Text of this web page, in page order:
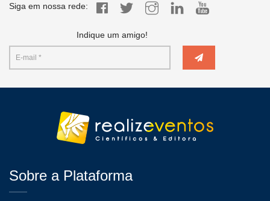
Siga em nossa rede:
Indique um amigo!
Sobre a Plataforma